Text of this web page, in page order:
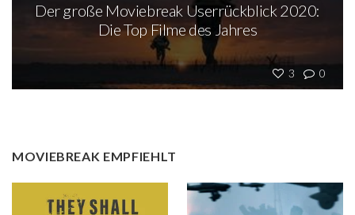
3 0
Der große Moviebreak Userrückblick 2020:
Die Top Filme des Jahres
MOVIEBREAK EMPFIEHLT